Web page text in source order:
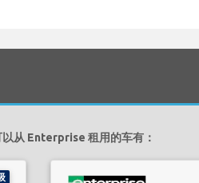
从 Enterprise 租用的车有：